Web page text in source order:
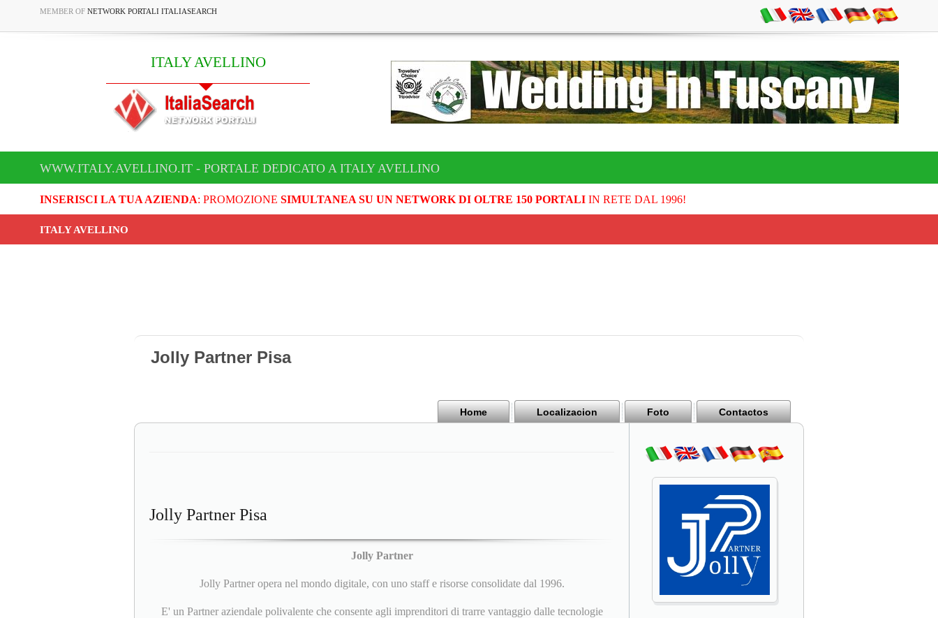
MEMBER OF NETWORK PORTALI ITALIASEARCH
ITALY AVELLINO
WWW.ITALY.AVELLINO.IT - PORTALE DEDICATO A ITALY AVELLINO
INSERISCI LA TUA AZIENDA: PROMOZIONE SIMULTANEA SU UN NETWORK DI OLTRE 150 PORTALIIN RETE DAL 1996!
ITALY AVELLINO
Jolly Partner Pisa
Home Localizacion Foto Contactos
Jolly Partner Pisa
Jolly Partner
Jolly Partner opera nel mondo digitale, con uno staff e risorse consolidate dal 1996.
E' un Partner aziendale polivalente che consente agli imprenditori di trarre vantaggio dalle tecnologie